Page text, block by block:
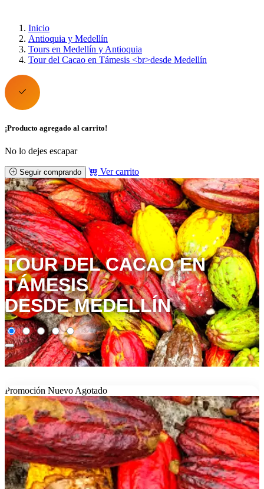
Inicio
Antioquia y Medellín
Tours en Medellín y Antioquia
Tour del Cacao en Támesis <br>desde Medellín
¡Producto agregado al carrito!
No lo dejes escapar
Seguir comprando Ver carrito
TOUR DEL CACAO EN
TÁMESIS
DESDE MEDELLÍN
Promoción Nuevo Agotado